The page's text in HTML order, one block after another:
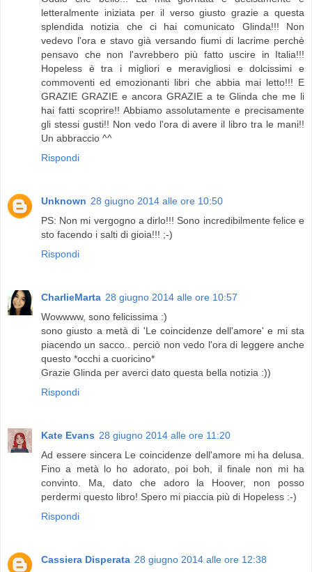
letteralmente iniziata per il verso giusto grazie a questa
splendida notizia che ci hai comunicato Glinda!!! Non
vedevo l'ora e stavo già versando fiumi di lacrime perchè
pensavo che non l'avrebbero più fatto uscire in Italia!!!
Hopeless è tra i migliori e meravigliosi e dolcissimi e
commoventi ed emozionanti libri che abbia mai letto!!! E
GRAZIE GRAZIE e ancora GRAZIE a te Glinda che me li
hai fatti scoprire!! Abbiamo assolutamente e precisamente
gli stessi gusti!! Non vedo l'ora di avere il libro tra le mani!!
Un abbraccio ^^
Rispondi
Unknown 28 giugno 2014 alle ore 10:50
PS: Non mi vergogno a dirlo!!! Sono incredibilmente felice e
sto facendo i salti di gioia!!! ;-)
Rispondi
CharlieMarta 28 giugno 2014 alle ore 10:57
Wowwww, sono felicissima :)
sono giusto a metà di 'Le coincidenze dell'amore' e mi sta
piacendo un sacco.. perciò non vedo l'ora di leggere anche
questo *occhi a cuoricino*
Grazie Glinda per averci dato questa bella notizia :))
Rispondi
Kate Evans 28 giugno 2014 alle ore 11:20
Ad essere sincera Le coincidenze dell'amore mi ha delusa.
Fino a metà lo ho adorato, poi boh, il finale non mi ha
convinto. Ma, dato che adoro la Hoover, non posso
perdermi questo libro! Spero mi piaccia più di Hopeless :-)
Rispondi
Cassiera Disperata 28 giugno 2014 alle ore 12:38